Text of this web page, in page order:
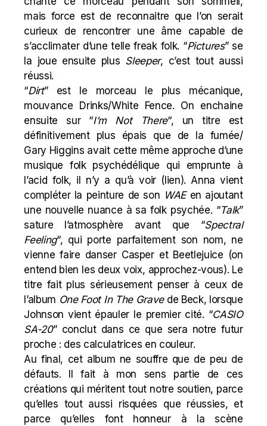
mais force est de reconnaitre que l’on serait
curieux de rencontrer une âme capable de
s’acclimater d’une telle freak folk. “Pictures” se
la joue ensuite plus Sleeper, c’est tout aussi
réussi.
“Dirt” est le morceau le plus mécanique,
mouvance Drinks/White Fence. On enchaine
ensuite sur “I’m Not There“, un titre est
définitivement plus épais que de la fumée/
Gary Higgins avait cette même approche d’une
musique folk psychédélique qui emprunte à
l’acid folk, il n’y a qu’à voir ( lien). Anna vient
compléter la peinture de son WAEen ajoutant
une nouvelle nuance à sa folk psychée. “Talk”
sature l’atmosphère avant que “Spectral
Feeling“, qui porte parfaitement son nom, ne
vienne faire danser Casper et Beetlejuice (on
entend bien les deux voix, approchez-vous). Le
titre fait plus sérieusement penser à ceux de
l’album One Foot In The Grave de Beck, lorsque
Johnson vient épauler le premier cité. “CASIO
SA-20” conclut dans ce que sera notre futur
proche : des calculatrices en couleur.
Au final, cet album ne souffre que de peu de
défauts. Il fait à mon sens partie de ces
créations qui méritent tout notre soutien, parce
qu’elles tout aussi risquées que réussies, et
parce qu’elles font honneur à la scène